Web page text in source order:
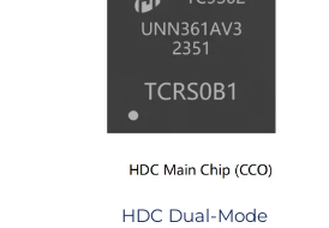
HDC Dual-Mode